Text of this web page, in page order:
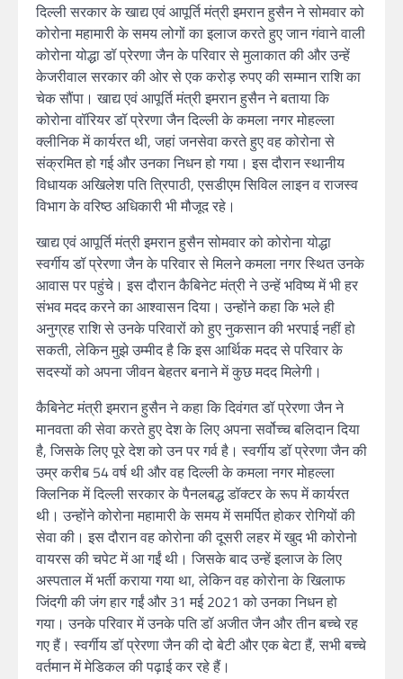
दिल्ली सरकार के खाद्य एवं आपूर्ति मंत्री इमरान हुसैन ने सोमवार को
कोरोना महामारी के समय लोगों का इलाज करते हुए जान गंवाने वाली
कोरोना योद्धा डॉ प्रेरणा जैन के परिवार से मुलाकात की और उन्हें
केजरीवाल सरकार की ओर से एक करोड़ रुपए की सम्मान राशि का
चेक सौंपा। खाद्य एवं आपूर्ति मंत्री इमरान हुसैन ने बताया कि
कोरोना वॉरियर डॉ प्रेरणा जैन दिल्ली के कमला नगर मोहल्ला
क्लीनिक में कार्यरत थी, जहां जनसेवा करते हुए वह कोरोना से
संक्रमित हो गई और उनका निधन हो गया। इस दौरान स्थानीय
विधायक अखिलेश पति त्रिपाठी, एसडीएम सिविल लाइन व राजस्व
विभाग के वरिष्ठ अधिकारी भी मौजूद रहे।
खाद्य एवं आपूर्ति मंत्री इमरान हुसैन सोमवार को कोरोना योद्धा
स्वर्गीय डॉ प्रेरणा जैन के परिवार से मिलने कमला नगर स्थित उनके
आवास पर पहुंचे। इस दौरान कैबिनेट मंत्री ने उन्हें भविष्य में भी हर
संभव मदद करने का आश्वासन दिया। उन्होंने कहा कि भले ही
अनुग्रह राशि से उनके परिवारों को हुए नुकसान की भरपाई नहीं हो
सकती, लेकिन मुझे उम्मीद है कि इस आर्थिक मदद से परिवार के
सदस्यों को अपना जीवन बेहतर बनाने में कुछ मदद मिलेगी।
कैबिनेट मंत्री इमरान हुसैन ने कहा कि दिवंगत डॉ प्रेरणा जैन ने
मानवता की सेवा करते हुए देश के लिए अपना सर्वोच्च बलिदान दिया
है, जिसके लिए पूरे देश को उन पर गर्व है। स्वर्गीय डॉ प्रेरणा जैन की
उम्र करीब 54 वर्ष थी और वह दिल्ली के कमला नगर मोहल्ला
क्लिनिक में दिल्ली सरकार के पैनलबद्ध डॉक्टर के रूप में कार्यरत
थी। उन्होंने कोरोना महामारी के समय में समर्पित होकर रोगियों की
सेवा की। इस दौरान वह कोरोना की दूसरी लहर में खुद भी कोरोनो
वायरस की चपेट में आ गईं थी। जिसके बाद उन्हें इलाज के लिए
अस्पताल में भर्ती कराया गया था, लेकिन वह कोरोना के खिलाफ
जिंदगी की जंग हार गईं और 31 मई 2021 को उनका निधन हो
गया। उनके परिवार में उनके पति डॉ अजीत जैन और तीन बच्चे रह
गए हैं। स्वर्गीय डॉ प्रेरणा जैन की दो बेटी और एक बेटा हैं, सभी बच्चे
वर्तमान में मेडिकल की पढ़ाई कर रहे हैं।